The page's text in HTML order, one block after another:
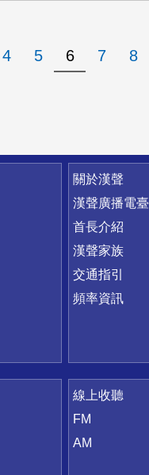
4 5 6 7 8
關於漢聲
漢聲廣播電臺
首長介紹
漢聲家族
交通指引
頻率資訊
線上收聽
FM
AM